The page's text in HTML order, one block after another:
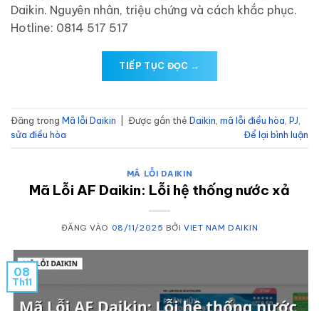
Daikin. Nguyên nhân, triệu chứng và cách khắc phục.
Hotline: 0814 517 517
TIẾP TỤC ĐỌC →
Đăng trong Mã lỗi Daikin Được gắn thẻ Daikin mã lỗi điều hòa PJ
sửa điều hòa
Để lại bình luận
MÃ LỖI DAIKIN
Mã Lỗi AF Daikin: Lỗi hệ thống nước xả
ĐĂNG VÀO 08/11/2025 BỞIVIET NAM DAIKIN
08
Th11